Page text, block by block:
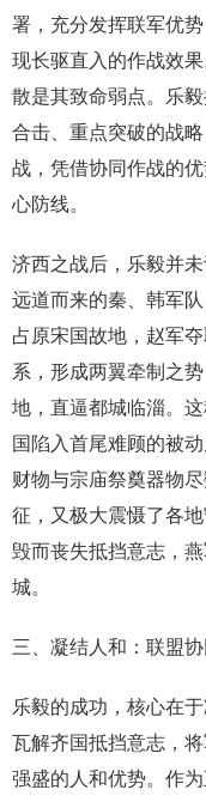
署，充分发挥联军优
现长驱直入的作战效
散是其致命弱点。乐
合击、重点突破的战
战，凭借协同作战的
心防线。
济西之战后，乐毅并
远道而来的秦、韩军
占原宋国故地，赵军
系，形成两翼牵制之
地，直逼都城临淄。
国陷入首尾难顾的被
财物与宗庙祭奠器物
征，又极大震慑了各
毁而丧失抵挡意志，
城。
三、凝结人和：联盟
乐毅的成功，核心在
瓦解齐国抵挡意志，
强盛的人和优势。作